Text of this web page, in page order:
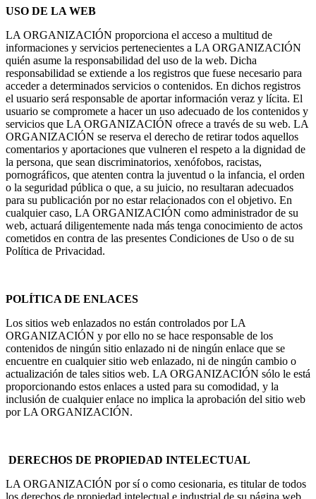
USO DE LA WEB
LA ORGANIZACIÓN proporciona el acceso a multitud de
informaciones y servicios pertenecientes a LA ORGANIZACIÓN
quién asume la responsabilidad del uso de la web. Dicha
responsabilidad se extiende a los registros que fuese necesario para
acceder a determinados servicios o contenidos. En dichos registros
el usuario será responsable de aportar información veraz y lícita. El
usuario se compromete a hacer un uso adecuado de los contenidos y
servicios que LA ORGANIZACIÓN ofrece a través de su web. LA
ORGANIZACIÓN se reserva el derecho de retirar todos aquellos
comentarios y aportaciones que vulneren el respeto a la dignidad de
la persona, que sean discriminatorios, xenófobos, racistas,
pornográficos, que atenten contra la juventud o la infancia, el orden
o la seguridad pública o que, a su juicio, no resultaran adecuados
para su publicación por no estar relacionados con el objetivo. En
cualquier caso, LA ORGANIZACIÓN como administrador de su
web, actuará diligentemente nada más tenga conocimiento de actos
cometidos en contra de las presentes Condiciones de Uso o de su
Política de Privacidad.
POLÍTICA DE ENLACES
Los sitios web enlazados no están controlados por LA
ORGANIZACIÓN y por ello no se hace responsable de los
contenidos de ningún sitio enlazado ni de ningún enlace que se
encuentre en cualquier sitio web enlazado, ni de ningún cambio o
actualización de tales sitios web. LA ORGANIZACIÓN sólo le está
proporcionando estos enlaces a usted para su comodidad, y la
inclusión de cualquier enlace no implica la aprobación del sitio web
por LA ORGANIZACIÓN.
DERECHOS DE PROPIEDAD INTELECTUAL
LA ORGANIZACIÓN por sí o como cesionaria, es titular de todos
los derechos de propiedad intelectual e industrial de su página web,